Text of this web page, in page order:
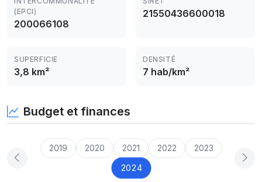
(EPCI)
200066108
21550436600018
SUPERFICIE
3,8 km²
DENSITÉ
7 hab/km²
Budget et finances
2019 2020 2021 2022 2023
2024